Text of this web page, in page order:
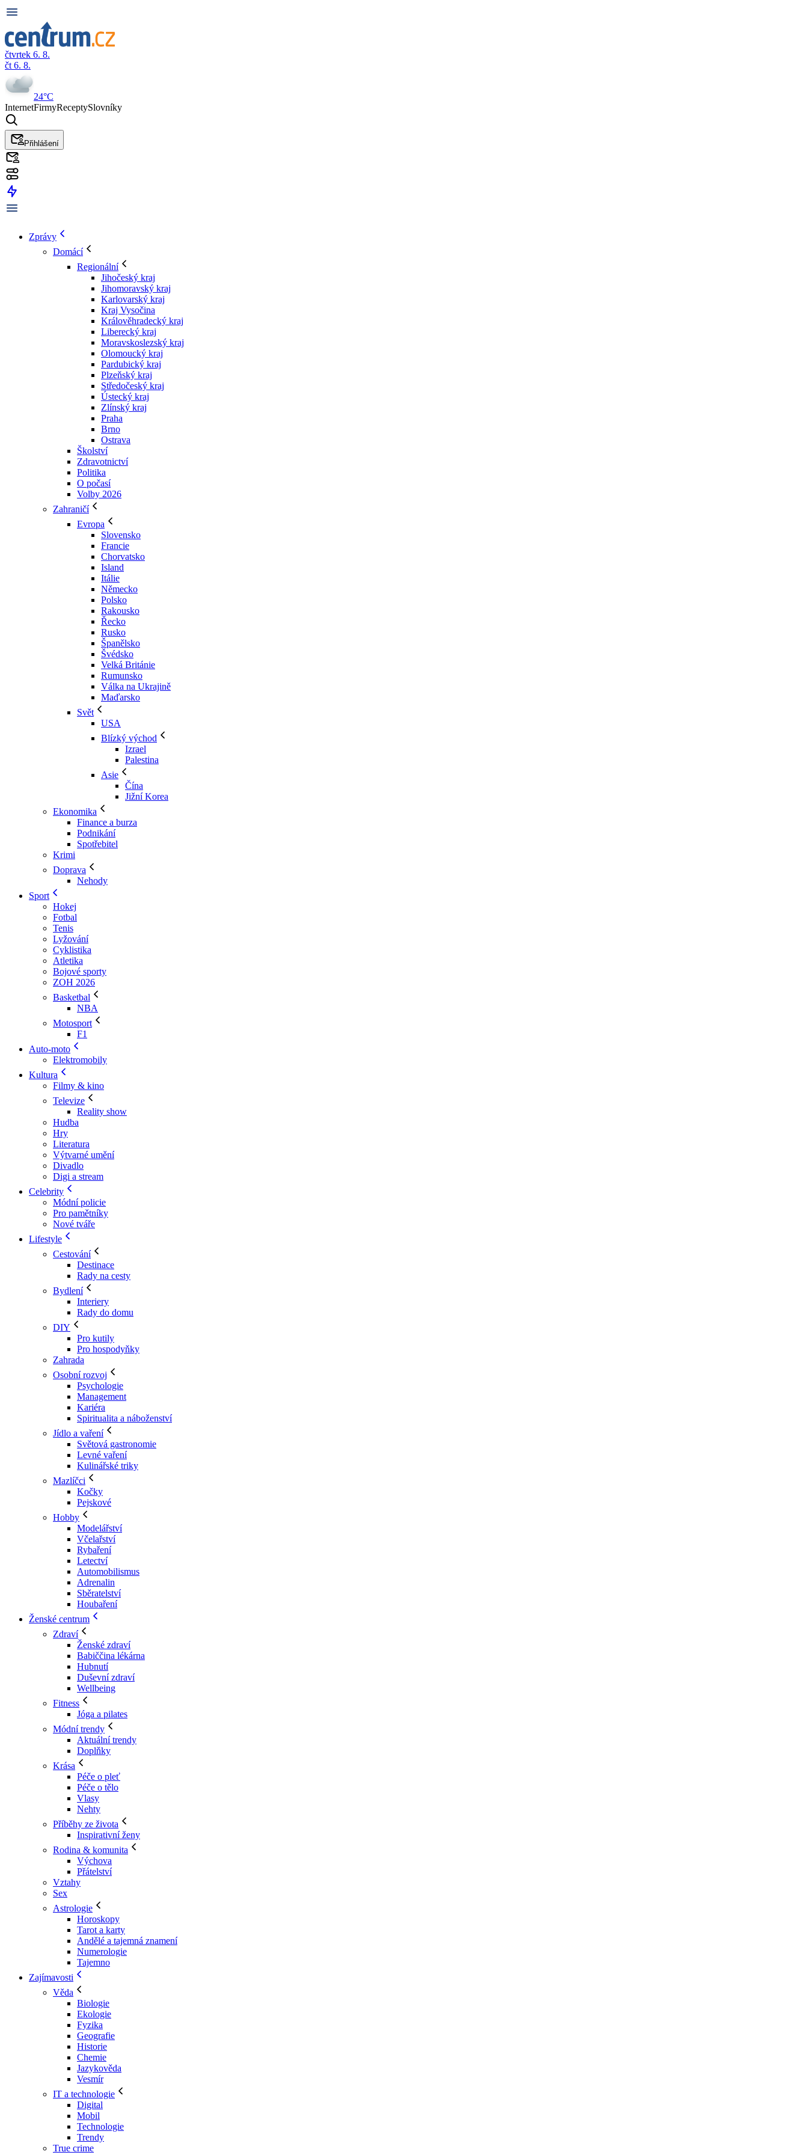
čtvrtek 6. 8.
čt 6. 8.
24°C
InternetFirmyReceptySlovníky
Přihlášení
Zprávy
Domácí
Regionální
Jihočeský kraj
Jihomoravský kraj
Karlovarský kraj
Kraj Vysočina
Králověhradecký kraj
Liberecký kraj
Moravskoslezský kraj
Olomoucký kraj
Pardubický kraj
Plzeňský kraj
Středočeský kraj
Ústecký kraj
Zlínský kraj
Praha
Brno
Ostrava
Školství
Zdravotnictví
Politika
O počasí
Volby 2026
Zahraničí
Evropa
Slovensko
Francie
Chorvatsko
Island
Itálie
Německo
Polsko
Rakousko
Řecko
Rusko
Španělsko
Švédsko
Velká Británie
Rumunsko
Válka na Ukrajině
Maďarsko
Svět
USA
Blízký východ
Izrael
Palestina
Asie
Čína
Jižní Korea
Ekonomika
Finance a burza
Podnikání
Spotřebitel
Krimi
Doprava
Nehody
Sport
Hokej
Fotbal
Tenis
Lyžování
Cyklistika
Atletika
Bojové sporty
ZOH 2026
Basketbal
NBA
Motosport
F1
Auto-moto
Elektromobily
Kultura
Filmy & kino
Televize
Reality show
Hudba
Hry
Literatura
Výtvarné umění
Divadlo
Digi a stream
Celebrity
Módní policie
Pro pamětníky
Nové tváře
Lifestyle
Cestování
Destinace
Rady na cesty
Bydlení
Interiery
Rady do domu
DIY
Pro kutily
Pro hospodyňky
Zahrada
Osobní rozvoj
Psychologie
Management
Kariéra
Spiritualita a náboženství
Jídlo a vaření
Světová gastronomie
Levné vaření
Kulinářské triky
Mazlíčci
Kočky
Pejskové
Hobby
Modelářství
Včelařství
Rybaření
Letectví
Automobilismus
Adrenalin
Sběratelství
Houbaření
Ženské centrum
Zdraví
Ženské zdraví
Babiččina lékárna
Hubnutí
Duševní zdraví
Wellbeing
Fitness
Jóga a pilates
Módní trendy
Aktuální trendy
Doplňky
Krása
Péče o pleť
Péče o tělo
Vlasy
Nehty
Příběhy ze života
Inspirativní ženy
Rodina & komunita
Výchova
Přátelství
Vztahy
Sex
Astrologie
Horoskopy
Tarot a karty
Andělé a tajemná znamení
Numerologie
Tajemno
Zajímavosti
Věda
Biologie
Ekologie
Fyzika
Geografie
Historie
Chemie
Jazykověda
Vesmír
IT a technologie
Digital
Mobil
Technologie
Trendy
True crime